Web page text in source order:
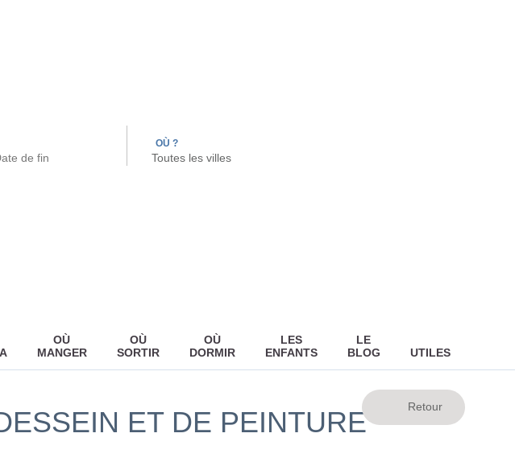
OÙ ?
OÙ
MANGER
OÙ
SORTIR
OÙ
DORMIR
LES
ENFANTS
LE
BLOG
UTILES
ET DE PEINTURE